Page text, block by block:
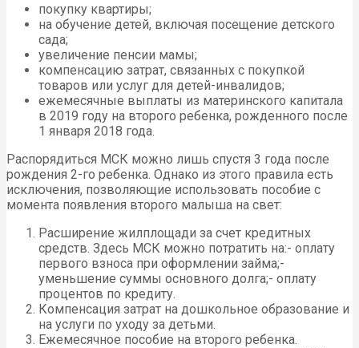
покупку квартиры;
на обучение детей, включая посещение детского
сада;
увеличение пенсии мамы;
компенсацию затрат, связанных с покупкой
товаров или услуг для детей-инвалидов;
ежемесячные выплаты из материнского капитала
в 2019 году на второго ребенка, рожденного после
1 января 2018 года.
Распорядиться МСК можно лишь спустя 3 года после
рождения 2-го ребенка. Однако из этого правила есть
исключения, позволяющие использовать пособие с
момента появления второго малыша на свет:
Расширение жилплощади за счет кредитных
средств. Здесь МСК можно потратить на:- оплату
первого взноса при оформлении займа;-
уменьшение суммы основного долга;- оплату
процентов по кредиту.
Компенсация затрат на дошкольное образование и
на услуги по уходу за детьми.
Ежемесячное пособие на второго ребенка.